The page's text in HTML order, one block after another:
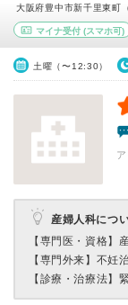
大阪府豊中市新千里東町
マイナ受付 (スマホ可)
土曜（〜12:30）
産婦人科につ
【専門医・資格】
【専門外来】 不妊
【診療・治療法】